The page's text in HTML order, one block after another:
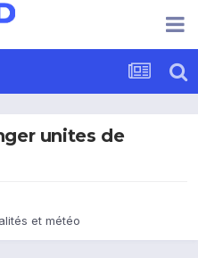
unites de
et météo